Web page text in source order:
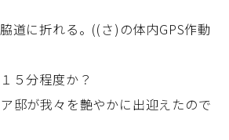
道に折れる。((さ)の体内GPS作動
５分程度か？
邸が我々を艶やかに出迎えたので